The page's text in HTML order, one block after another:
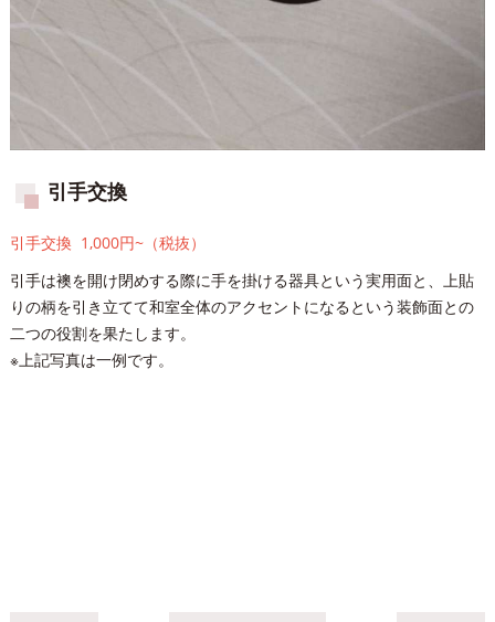
引手交換
引手交換 1,000円~（税抜）
引手は襖を開け閉めする際に手を掛ける器具という実用面と、上貼
りの柄を引き立てて和室全体のアクセントになるという装飾面との
二つの役割を果たします。
※上記写真は一例です。